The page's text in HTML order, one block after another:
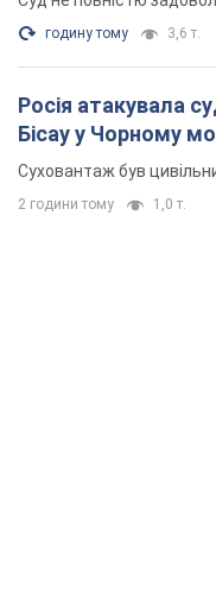
годину тому 3,6 т.
Росія атакувала
Бісау у Чорному
Суховантаж був
2 години тому 1,0 т.